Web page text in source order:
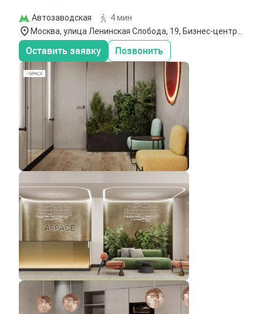
Автозаводская
4 мин
Москва, улица Ленинская Слобода, 19, Бизнес-центр
`Омега Плаза`,4-5 этаж
Оставить заявку Позвонить